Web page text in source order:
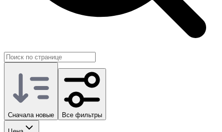
Сначала новые Все фильтры